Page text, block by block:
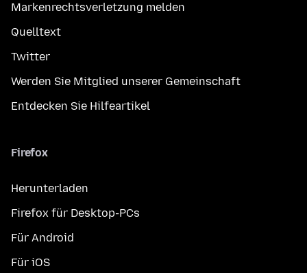
Markenrechtsverletzung melden
Quelltext
Twitter
Werden Sie Mitglied unserer Gemeinschaft
Entdecken Sie Hilfeartikel
Firefox
Herunterladen
Firefox für Desktop-PCs
Für Android
Für iOS